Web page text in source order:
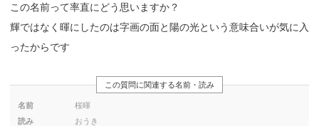
この名前って率直にどう思いますか？
輝ではなく暉にしたのは字画の面と陽の光という意味合いが気に入
ったからです
この質問に関連する名前・読み
名前
桜暉
読み
おうき